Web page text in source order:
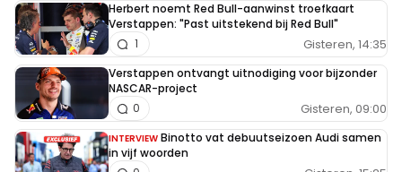
Herbert noemt Red Bull-aanwinst troefkaart
Verstappen: "Past uitstekend bij Red Bull"
Gisteren, 14:35
1
Verstappen ontvangt uitnodiging voor bijzonder
NASCAR-project
Gisteren, 09:00
0
INTERVIEW Binotto vat debuutseizoen Audi samen
in vijf woorden